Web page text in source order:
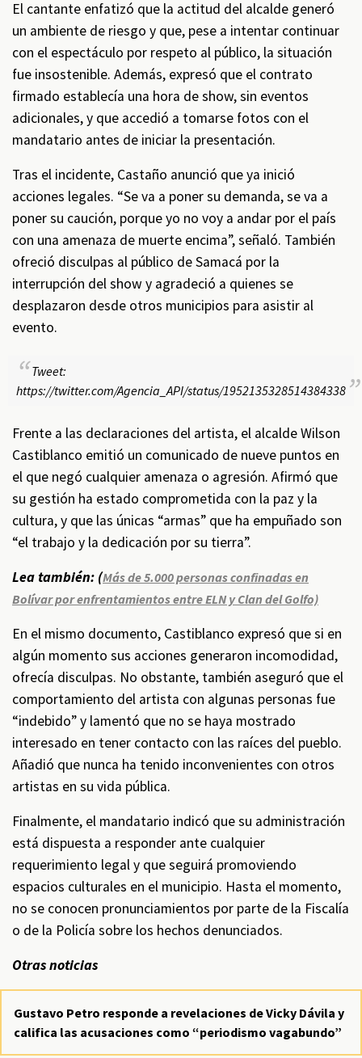
El cantante enfatizó que la actitud del alcalde generó
un ambiente de riesgo y que, pese a intentar continuar
con el espectáculo por respeto al público, la situación
fue insostenible. Además, expresó que el contrato
firmado establecía una hora de show, sin eventos
adicionales, y que accedió a tomarse fotos con el
mandatario antes de iniciar la presentación.
Tras el incidente, Castaño anunció que ya inició
acciones legales. “Se va a poner su demanda, se va a
poner su caución, porque yo no voy a andar por el país
con una amenaza de muerte encima”, señaló. También
ofreció disculpas al público de Samacá por la
interrupción del show y agradeció a quienes se
desplazaron desde otros municipios para asistir al
evento.
Tweet:
https://twitter.com/Agencia_API/status/1952135328514384338
Frente a las declaraciones del artista, el alcalde Wilson
Castiblanco emitió un comunicado de nueve puntos en
el que negó cualquier amenaza o agresión. Afirmó que
su gestión ha estado comprometida con la paz y la
cultura, y que las únicas “armas” que ha empuñado son
“el trabajo y la dedicación por su tierra”.
Lea también: (Más de 5.000 personas confinadas en
Bolívar por enfrentamientos entre ELN y Clan del Golfo)
En el mismo documento, Castiblanco expresó que si en
algún momento sus acciones generaron incomodidad,
ofrecía disculpas. No obstante, también aseguró que el
comportamiento del artista con algunas personas fue
“indebido” y lamentó que no se haya mostrado
interesado en tener contacto con las raíces del pueblo.
Añadió que nunca ha tenido inconvenientes con otros
artistas en su vida pública.
Finalmente, el mandatario indicó que su administración
está dispuesta a responder ante cualquier
requerimiento legal y que seguirá promoviendo
espacios culturales en el municipio. Hasta el momento,
no se conocen pronunciamientos por parte de la Fiscalía
o de la Policía sobre los hechos denunciados.
Otras noticias
Gustavo Petro responde a revelaciones de Vicky Dávila y
califica las acusaciones como “periodismo vagabundo”